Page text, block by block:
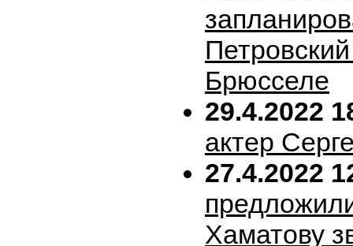
Брюсселе
29.4.2022
актер
27.4.2022
Хаматову